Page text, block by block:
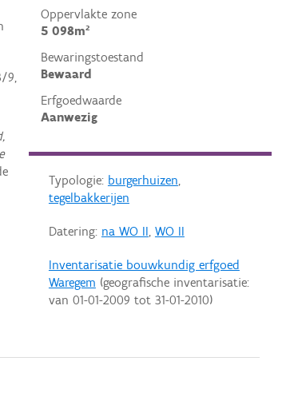
Oppervlakte zone
5 098m²
Bewaringstoestand
Bewaard
Erfgoedwaarde
Aanwezig
Typologie: burgerhuizen,
tegelbakkerijen
Datering: na WO II, WO II
Inventarisatie bouwkundig erfgoed
Waregem (geografische inventarisatie:
van 01-01-2009 tot 31-01-2010)
9,